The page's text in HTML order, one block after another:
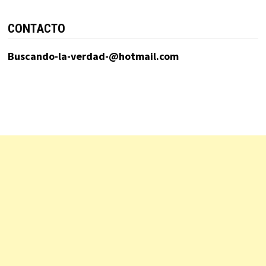
CONTACTO
Buscando-la-verdad-@hotmail.com